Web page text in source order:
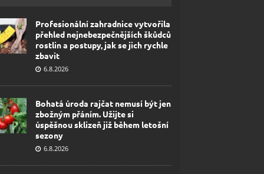
Profesionální zahradnice vytvořila
přehled nejnebezpečnějších škůdců
rostlin a postupy, jak se jich rychle
zbavit
6.8.2026
Bohatá úroda rajčat nemusí být jen
zbožným přáním. Užijte si
úspěšnou sklizeň již během letošní
sezony
6.8.2026